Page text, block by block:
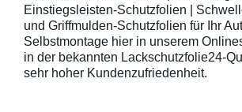
Einstiegsleisten-Schutzfolien |
und Griffmulden-Schutzfolien für Ihr
Selbstmontage hier in unserem
in der bekannten Lackschutzfolie24-
sehr hoher Kundenzufriedenheit.